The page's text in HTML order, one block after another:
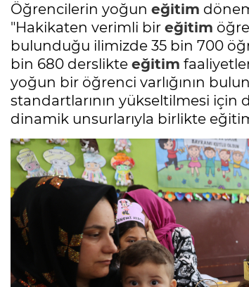
Öğrencilerin yoğun eğitim
"Hakikaten verimli bir eğitim
bulunduğu ilimizde 35 bin 700
bin 680 derslikte eğitim
yoğun bir öğrenci varlığının
standartlarının yükseltilmesi için
dinamik unsurlarıyla birlikte